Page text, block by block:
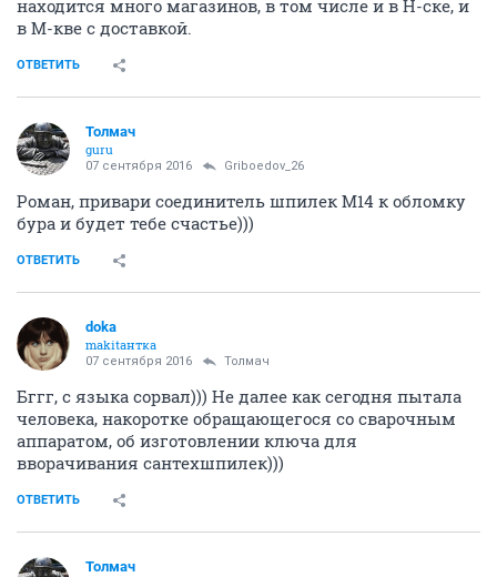
находится много магазинов, в том числе и в Н-ске, и
в М-кве с доставкой.
ОТВЕТИТЬ
Толмач
guru
07 сентября 2016 Griboedov_26
Роман, привари соединитель шпилек М14 к обломку
бура и будет тебе счастье)))
ОТВЕТИТЬ
doka
makitaнтка
07 сентября 2016 Толмач
Бггг, с языка сорвал))) Не далее как сегодня пытала
человека, накоротке обращающегося со сварочным
аппаратом, об изготовлении ключа для
вворачивания сантехшпилек)))
ОТВЕТИТЬ
Толмач